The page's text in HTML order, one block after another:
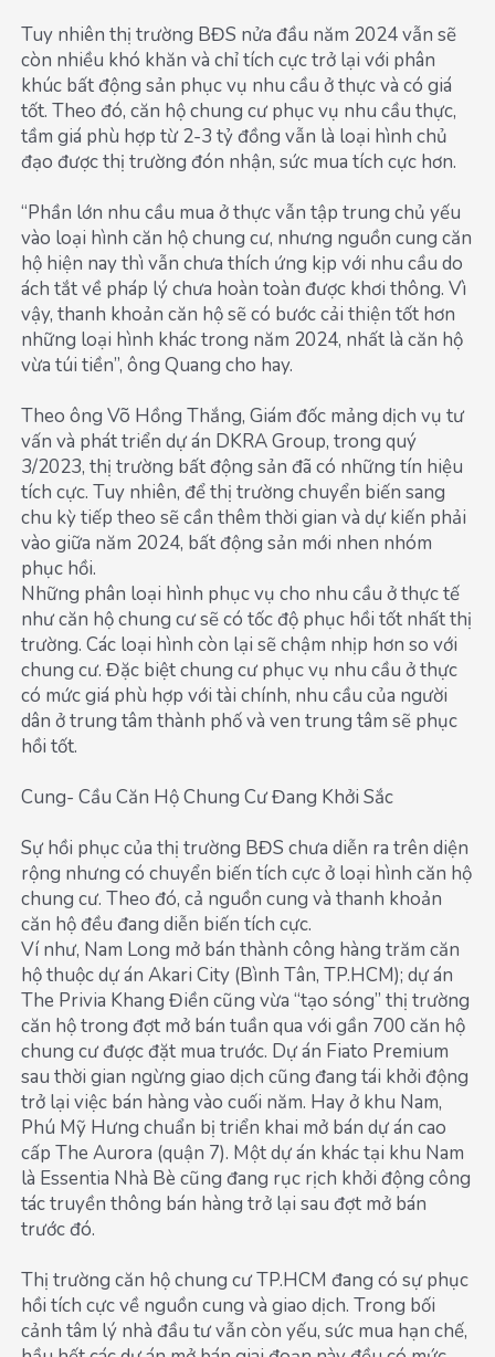
Tuy nhiên thị trường BĐS nửa đầu năm 2024 vẫn sẽ
còn nhiều khó khăn và chỉ tích cực trở lại với phân
khúc bất động sản phục vụ nhu cầu ở thực và có giá
tốt. Theo đó, căn hộ chung cư phục vụ nhu cầu thực,
tầm giá phù hợp từ 2-3 tỷ đồng vẫn là loại hình chủ
đạo được thị trường đón nhận, sức mua tích cực hơn.
“Phần lớn nhu cầu mua ở thực vẫn tập trung chủ yếu
vào loại hình căn hộ chung cư, nhưng nguồn cung căn
hộ hiện nay thì vẫn chưa thích ứng kịp với nhu cầu do
ách tắt về pháp lý chưa hoàn toàn được khơi thông. Vì
vậy, thanh khoản căn hộ sẽ có bước cải thiện tốt hơn
những loại hình khác trong năm 2024, nhất là căn hộ
vừa túi tiền”, ông Quang cho hay.
Theo ông Võ Hồng Thắng, Giám đốc mảng dịch vụ tư
vấn và phát triển dự án DKRA Group, trong quý
3/2023, thị trường bất động sản đã có những tín hiệu
tích cực. Tuy nhiên, để thị trường chuyển biến sang
chu kỳ tiếp theo sẽ cần thêm thời gian và dự kiến phải
vào giữa năm 2024, bất động sản mới nhen nhóm
phục hồi.
Những phân loại hình phục vụ cho nhu cầu ở thực tế
như căn hộ chung cư sẽ có tốc độ phục hồi tốt nhất thị
trường. Các loại hình còn lại sẽ chậm nhịp hơn so với
chung cư. Đặc biệt chung cư phục vụ nhu cầu ở thực
có mức giá phù hợp với tài chính, nhu cầu của người
dân ở trung tâm thành phố và ven trung tâm sẽ phục
hồi tốt.
Cung- Cầu Căn Hộ Chung Cư Đang Khởi Sắc
Sự hồi phục của thị trường BĐS chưa diễn ra trên diện
rộng nhưng có chuyển biến tích cực ở loại hình căn hộ
chung cư. Theo đó, cả nguồn cung và thanh khoản
căn hộ đều đang diễn biến tích cực.
Ví như, Nam Long mở bán thành công hàng trăm căn
hộ thuộc dự án Akari City (Bình Tân, TP.HCM); dự án
The Privia Khang Điền cũng vừa “tạo sóng” thị trường
căn hộ trong đợt mở bán tuần qua với gần 700 căn hộ
chung cư được đặt mua trước. Dự án Fiato Premium
sau thời gian ngừng giao dịch cũng đang tái khởi động
trở lại việc bán hàng vào cuối năm. Hay ở khu Nam,
Phú Mỹ Hưng chuẩn bị triển khai mở bán dự án cao
cấp The Aurora (quận 7). Một dự án khác tại khu Nam
là Essentia Nhà Bè cũng đang rục rịch khởi động công
tác truyền thông bán hàng trở lại sau đợt mở bán
trước đó.
Thị trường căn hộ chung cư TP.HCM đang có sự phục
hồi tích cực về nguồn cung và giao dịch. Trong bối
cảnh tâm lý nhà đầu tư vẫn còn yếu, sức mua hạn chế,